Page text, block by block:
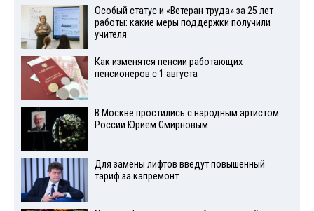
Особый статус и «Ветеран труда» за 25 лет
работы: какие меры поддержки получили
учителя
Как изменятся пенсии работающих
пенсионеров с 1 августа
В Москве простились с народным артистом
России Юрием Смирновым
Для замены лифтов введут повышенный
тариф за капремонт